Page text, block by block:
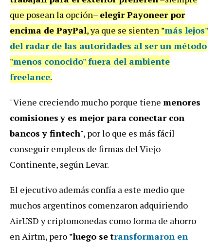
que posean la opción– elegirPayoneerpor
encima de PayPal, ya que se sienten "más lejos"
del radar de las autoridades al ser un método
"menos conocido" fuera del ambiente
freelance.
"Viene creciendo mucho porque tiene menores
comisiones y es mejor para conectar con
bancos y fintech", por lo que es más fácil
conseguir empleos de firmas del Viejo
Continente, según Levar.
El ejecutivo además confía a este medio que
muchos argentinos comenzaron adquiriendo
AirUSD y criptomonedas comoforma de ahorro
en Airtm, pero "luego setransformaron en